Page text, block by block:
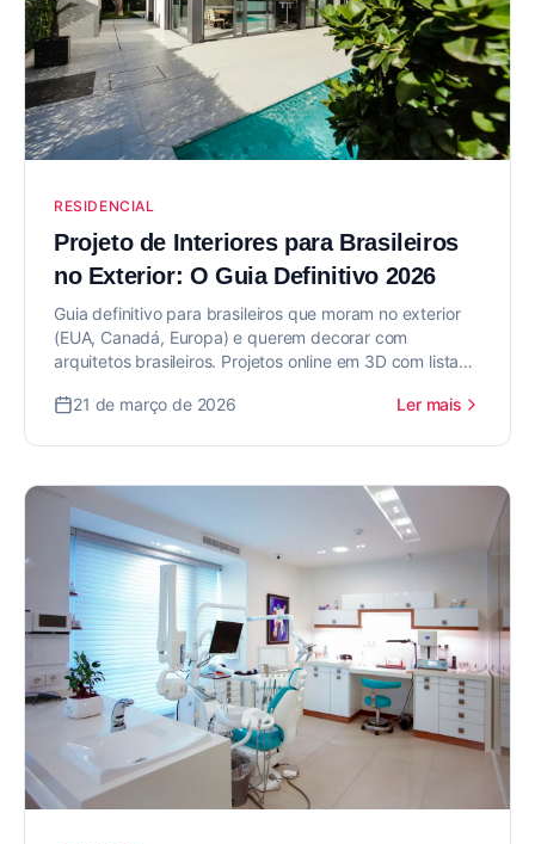
RESIDENCIAL
Projeto de Interiores para Brasileiros
no Exterior: O Guia Definitivo 2026
Guia definitivo para brasileiros que moram no exterior
(EUA, Canadá, Europa) e querem decorar com
arquitetos brasileiros. Projetos online em 3D com lista
21 de março de 2026
Ler mais